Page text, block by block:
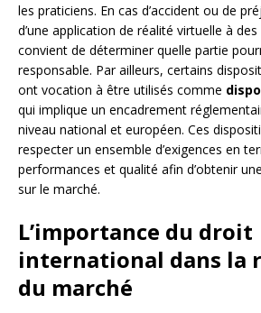
les praticiens. En cas d’accident ou de
d’une application de réalité virtuelle à
convient de déterminer quelle partie
responsable. Par ailleurs, certains
ont vocation à être utilisés comme
qui implique un encadrement
niveau national et européen. Ces
respecter un ensemble d’exigences en
performances et qualité afin d’obtenir
sur le marché.
L’importance du droit
international dans la
du marché